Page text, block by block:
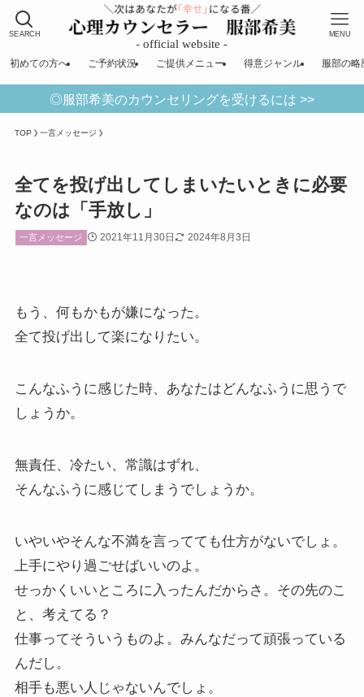
SEARCH MENU
初めての方へ ご予約状況 ご提供メニュー 得意ジャンル 服部の略
◎服部希美のカウンセリングを受けるには >>
TOP 一言メッセージ
全てを投げ出してしまいたいときに必要
なのは「手放し」
一言メッセージ 2021年11月30日 2024年8月3日
もう、何もかもが嫌になった。
全て投げ出して楽になりたい。
こんなふうに感じた時、あなたはどんなふうに思うで
しょうか。
無責任、冷たい、常識はずれ、
そんなふうに感じてしまうでしょうか。
いやいやそんな不満を言ってても仕方がないでしょ。
上手にやり過ごせばいいのよ。
せっかくいいところに入ったんだからさ。その先のこ
と、考えてる？
仕事ってそういうものよ。みんなだって頑張っている
んだし。
相手も悪い人じゃないんでしょ。